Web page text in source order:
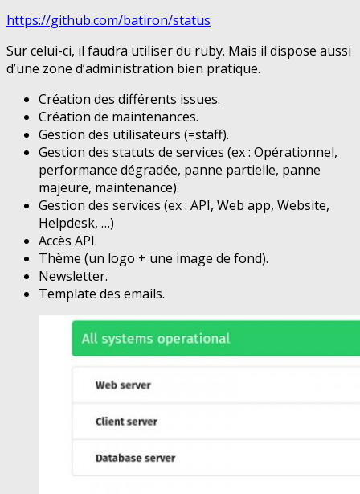
https://github.com/batiron/status
Sur celui-ci, il faudra utiliser du ruby. Mais il dispose aussi
d’une zone d’administration bien pratique.
Création des différents issues.
Création de maintenances.
Gestion des utilisateurs (=staff).
Gestion des statuts de services (ex : Opérationnel,
performance dégradée, panne partielle, panne
majeure, maintenance).
Gestion des services (ex : API, Web app, Website,
Helpdesk, …)
Accès API.
Thème (un logo + une image de fond).
Newsletter.
Template des emails.